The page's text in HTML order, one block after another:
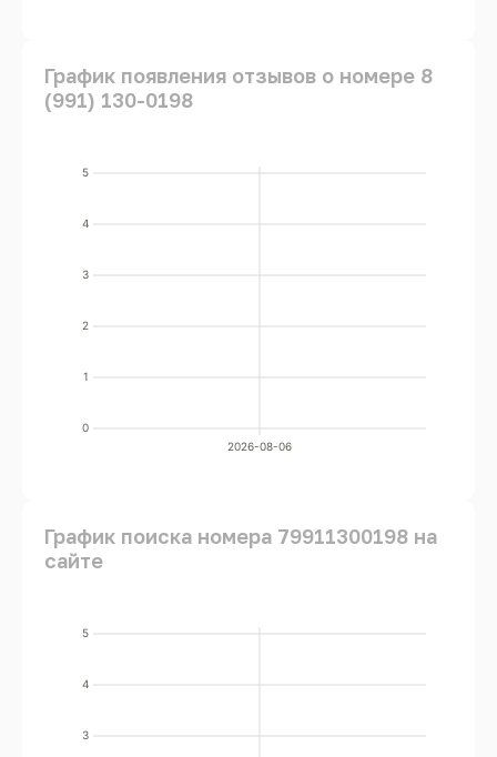
График появления отзывов о номере 8
(991) 130-0198
0
1
2
3
4
5
2026-08-06
График поиска номера 79911300198 на
сайте
3
4
5